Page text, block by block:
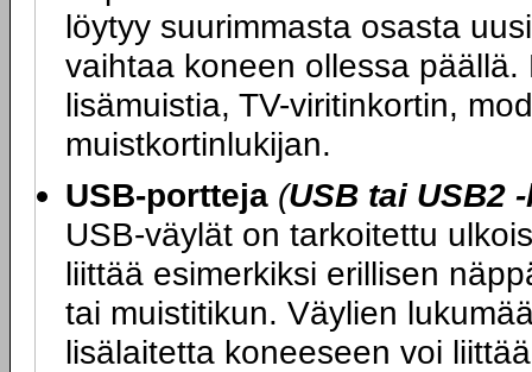
löytyy suurimmasta osasta
vaihtaa koneen ollessa
lisämuistia, TV-viritinkortin,
muistkortinlukijan.
USB-portteja (USB tai USB2
USB-väylät on tarkoitettu
liittää esimerkiksi erillisen
tai muistitikun. Väylien
lisälaitetta koneeseen voi